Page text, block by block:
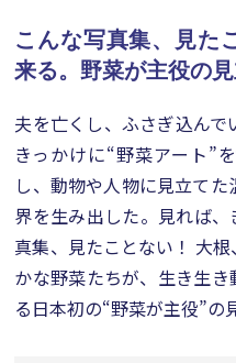
こんな写真集、見た
来る。野菜が主役の
夫を亡くし、ふさぎ込ん
きっかけに“野菜アート”
し、動物や人物に見立て
界を生み出した。見れば
真集、見たことない！ 大
かな野菜たちが、生き生
る日本初の“野菜が主役”の